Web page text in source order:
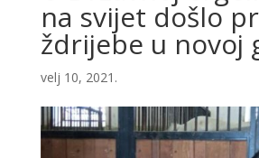
na svijet došlo
ždrijebe u novoj
velj 10, 2021.